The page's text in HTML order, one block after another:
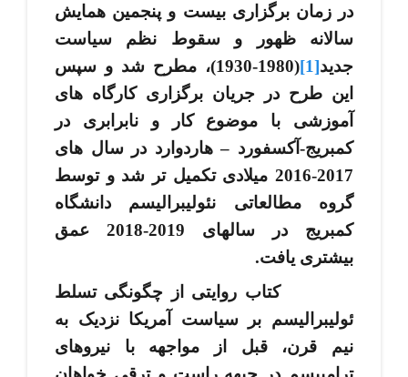
در زمان برگزاری بیست و پنجمین همایش
سالانه ظهور و سقوط نظم سیاست
جدید[1]
(1980-1930)، مطرح شد و سپس
این طرح در جریان برگزاری کارگاه ­های
آموزشی با موضوع کار و نابرابری در
کمبریج-آکسفورد –هاردوارد در سال­ های
2017-2016 میلادی تکمیل ­تر شد و توسط
گروه مطالعاتی نئولیبرالیسم دانشگاه
کمبریج در سال­های 2019-2018 عمق
بیشتری یافت.
کتاب روایتی از چگونگی تسلط
ئولیبرالیسم بر سیاست آمریکا نزدیک به
نیم قرن، قبل از مواجهه با نیروهای